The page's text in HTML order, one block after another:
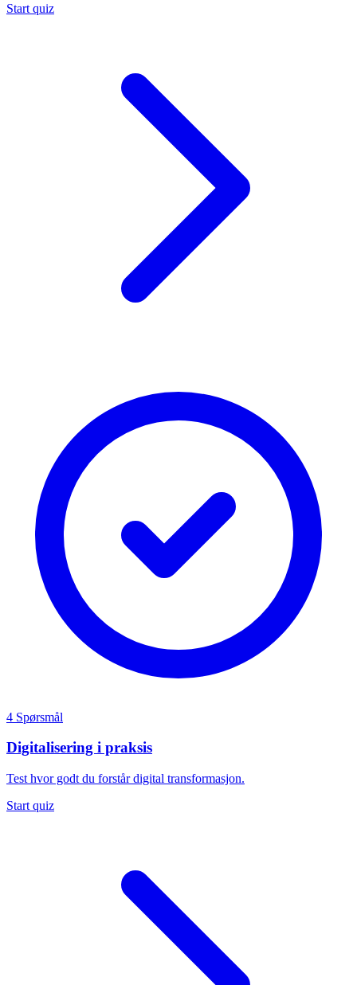
Start quiz
4 Spørsmål
Digitalisering i praksis
Test hvor godt du forstår digital transformasjon.
Start quiz